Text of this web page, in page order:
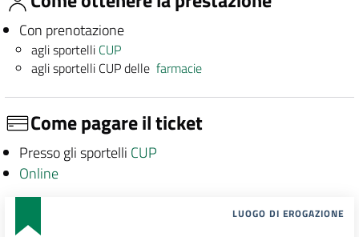
Con prenotazione
agli sportelli CUP
agli sportelli CUP dellefarmacie
Come pagare il ticket
Presso gli sportelli CUP
Online
LUOGO DI EROGAZIONE